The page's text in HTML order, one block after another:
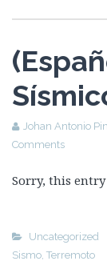
Johan Antonio
Comments
Sorry, this
Uncategorized
Sismo, Terremoto